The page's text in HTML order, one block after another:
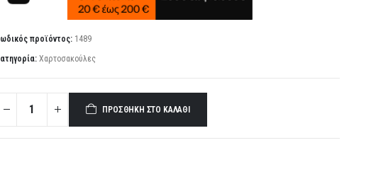
προϊόντος: 1489
Χαρτοσακούλες
ΠΡΟΣΘΉΚΗ ΣΤΟ ΚΑΛΆΘΙ